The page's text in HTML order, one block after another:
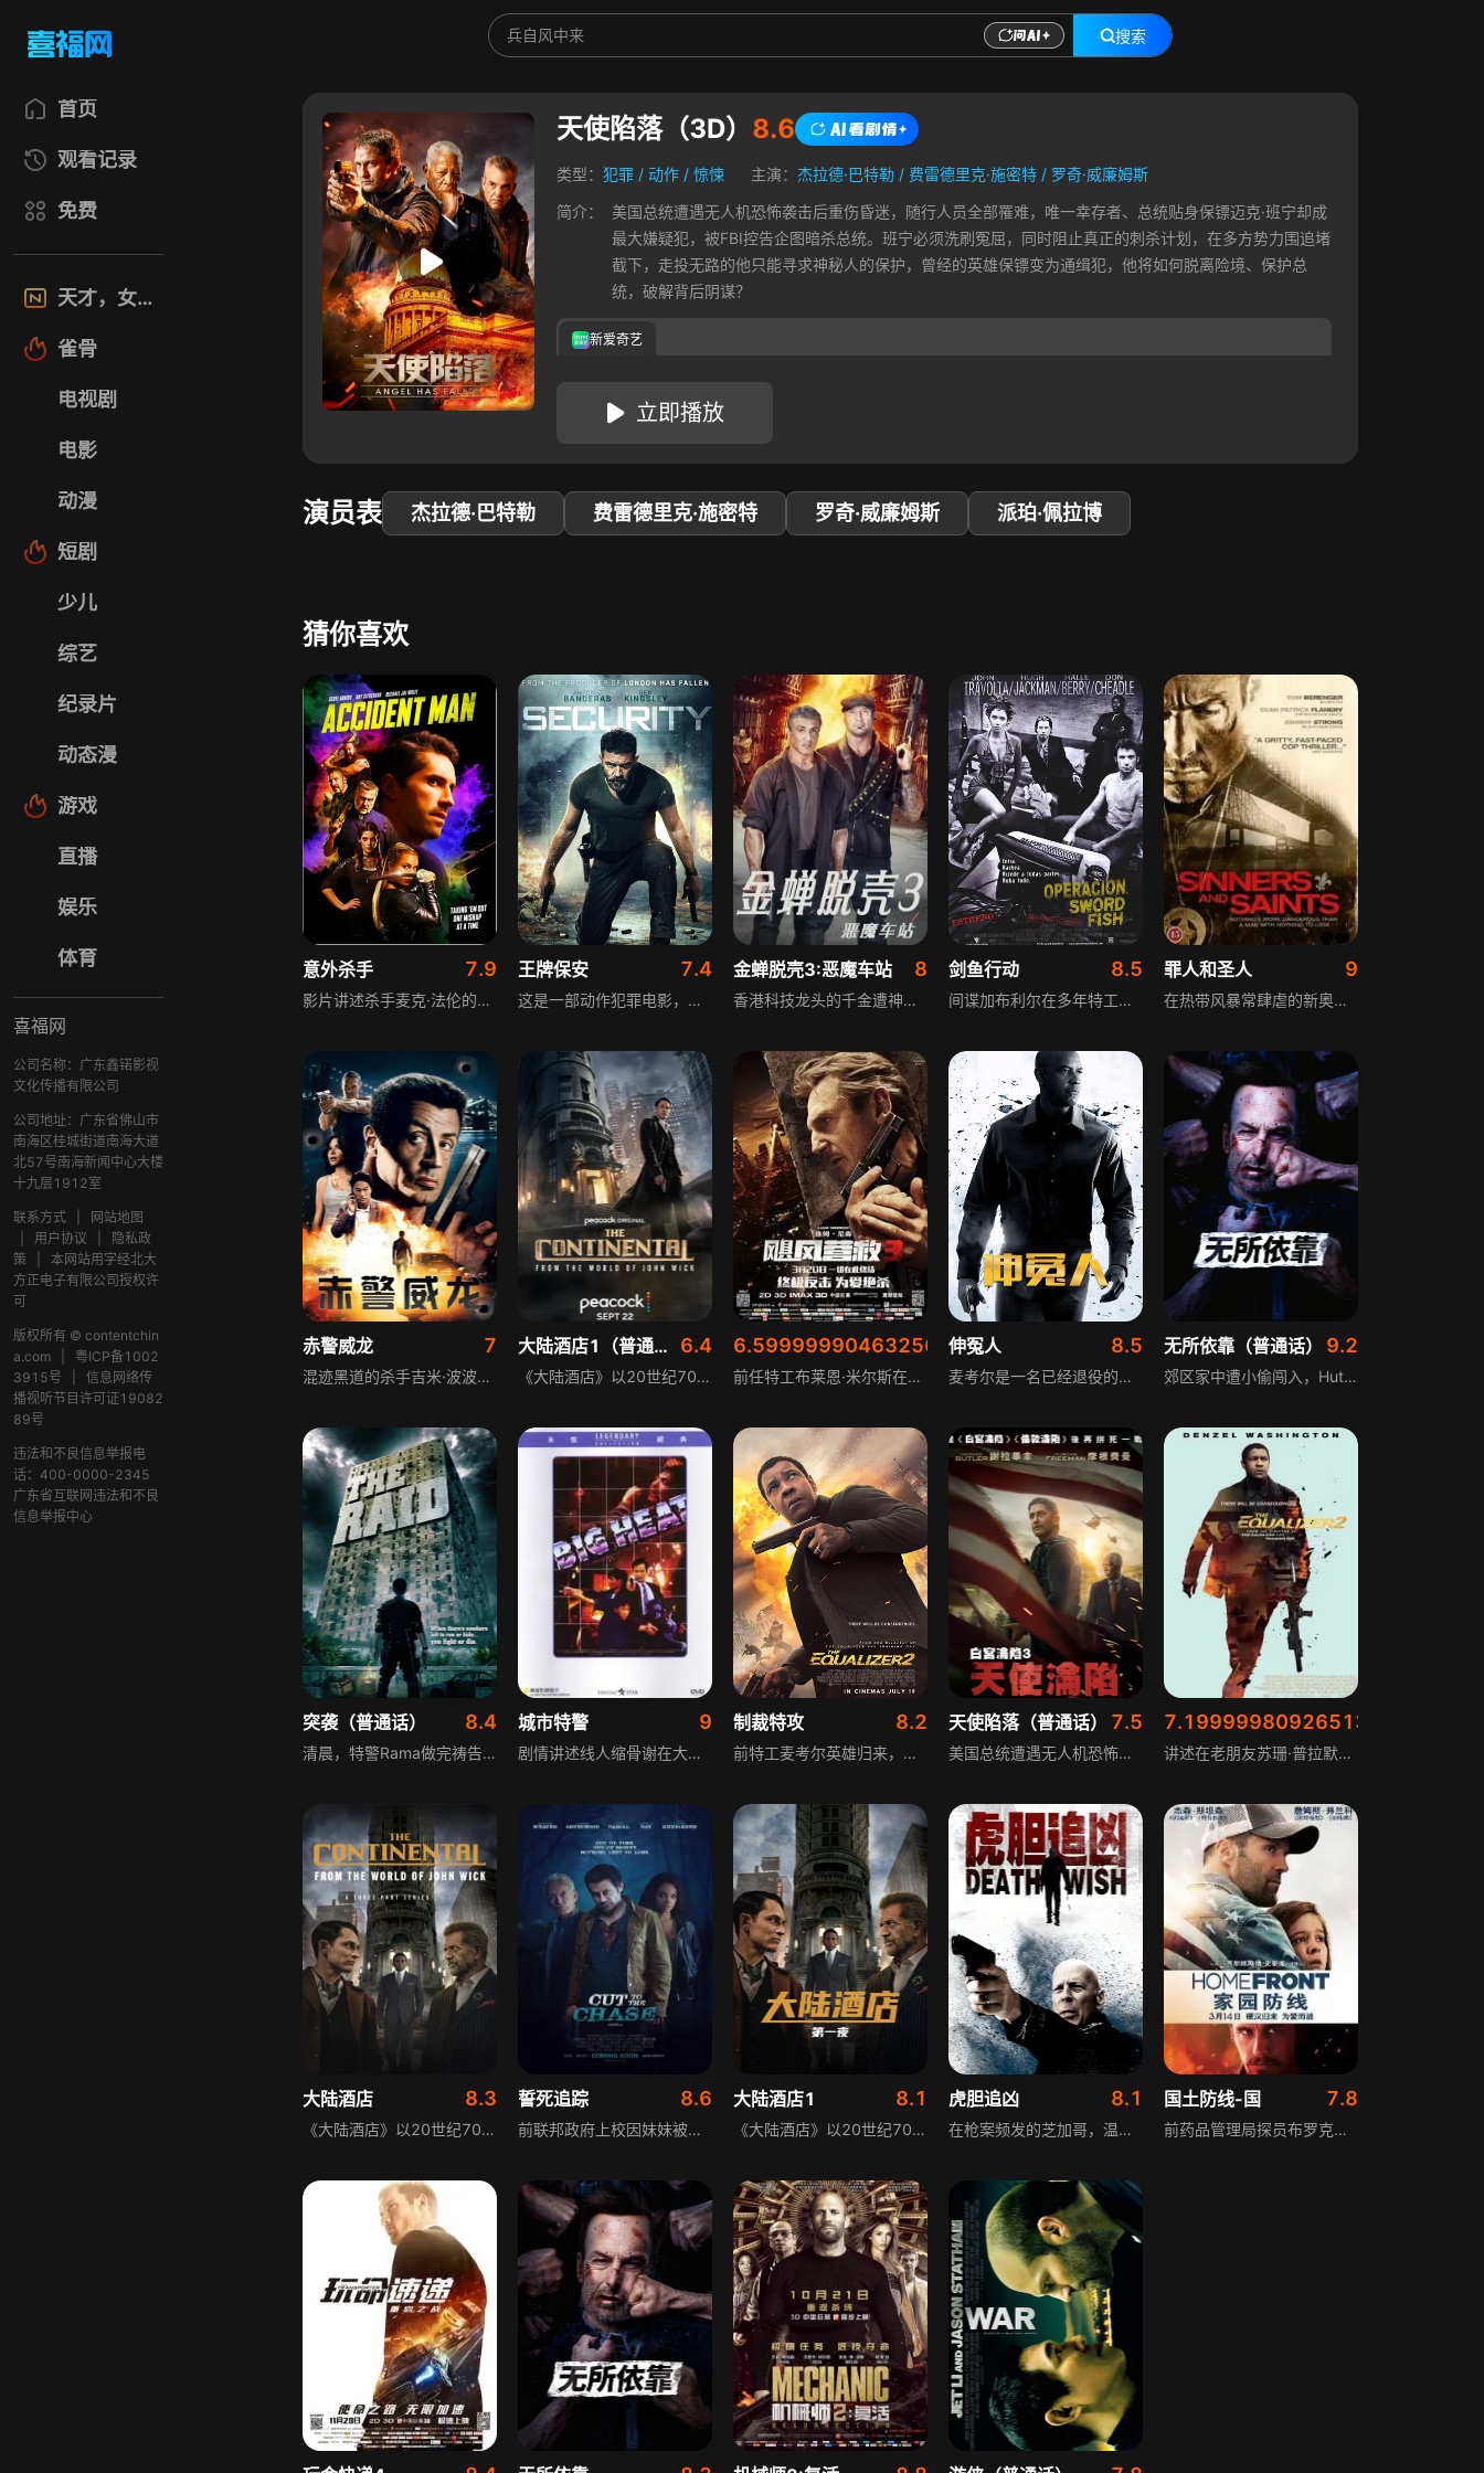
搜索
首页
观看记录
免费
天才，女友
雀骨
电视剧
电影
动漫
短剧
少儿
综艺
纪录片
动态漫
游戏
直播
娱乐
体育
喜福网
公司名称：广东鑫锘影视
文化传播有限公司
公司地址：广东省佛山市
南海区桂城街道南海大道
北57号南海新闻中心大楼
十九层1912室
联系方式
网站地图
用户协议
隐私政
策
本网站用字经北大
方正电子有限公司授权许
可
版权所有 © contentchin
a.com
粤ICP备1002
3915号
信息网络传
播视听节目许可证19082
89号
违法和不良信息举报电
话：400-0000-2345
广东省互联网违法和不良
信息举报中心
天使陷落（3D） 8.6
类型： 犯罪 / 动作 / 惊悚 主演： 杰拉德·巴特勒 / 费雷德里克·施密特 / 罗奇·威廉姆斯
简介：
美国总统遭遇无人机恐怖袭击后重伤昏迷，随行人员全部罹难，唯一幸存者、总统贴身保镖迈克·班宁却成
最大嫌疑犯，被FBI控告企图暗杀总统。班宁必须洗刷冤屈，同时阻止真正的刺杀计划，在多方势力围追堵
截下，走投无路的他只能寻求神秘人的保护，曾经的英雄保镖变为通缉犯，他将如何脱离险境、保护总
统，破解背后阴谋？
新爱奇艺
立即播放
演员表 杰拉德·巴特勒 费雷德里克·施密特 罗奇·威廉姆斯 派珀·佩拉博
猜你喜欢
意外杀手 7.9
影片讲述杀手麦克·法伦的复仇故事，麦克身为杀手，有着独特的行事风格，他深爱的人被自己所属的组织残忍杀害，这一变故彻底打破了他原本的生活。悲痛欲绝的麦克放弃了过往的行事准则，将所有精力投入到复仇计划中，誓要向杀害挚爱之人的组织讨回公道，过程充满惊险与对决。
王牌保安 7.4
这是一部动作犯罪电影，讲述退伍老兵在一家购物商场担任保安，然而他工作的首晚，一个被歹徒追击的女孩跑到商场寻求庇护，老兵将面对歹徒的威胁，在商场内展开一场紧张的对峙与周旋，剧情充满动作与紧张感。
金蝉脱壳3:恶魔车站 8
香港科技龙头的千金遭神秘人绑架，被羁押在名为“恶魔车站”的黑狱中。越狱专家布雷斯林和王牌特工罗深相继卷入这场阴谋，种种迹象表明，神秘人与第一部的“海上监狱”脱不开干系，科技龙头也与“海上监狱”存在关联。为查明真相、救出爱人，布雷斯林和罗深强强联手，深入黑狱上演终极越狱大战。
剑鱼行动 8.5
间谍加布利尔在多年特工生涯中，获知政府非法收敛了一笔公款，他为实现自己的梦想，决定向这笔赃款下手。他需要顶尖电脑黑客，多年前曾搞垮FBI安全系统的斯坦利是最佳人选，斯坦利出狱后被禁止使用电子产品，且妻子带女儿远走他乡。加布利尔派女搭档金吉尔游说斯坦利，承诺帮他取回女儿抚养权，斯坦利经不住诱惑再度出山，然而事情并不顺利。
罪人和圣人 9
在热带风暴常肆虐的新奥尔良，暴力犯罪时有发生，不信教的热血警探肖恩·赖利，年幼儿子死亡、妻子离家，让他更加火爆易怒，两周三起枪战、一月被投诉四次，对坏人绝不手软，自己面临停职。此时辖区发生几起奇怪枪杀案，枪手弹无虚发，受害者被绑轮椅反复燃灭致死，毒枭韦德弟弟也遭此毒手，这是对立帮派雷蒙德·克罗的作为，暴力活动扩大，赖利需解决案件避免城市变为帮会战场，还意识到有更阴险的阴谋在进行。
赤警威龙 7
混迹黑道的杀手吉米·波波奉行不杀女人和儿童的原则，与搭档路易斯·布兰查登执行任务。刺杀恶德警察格雷利时，吉米冒险放走一名女子，不久后路易斯遇害，警方根据女子口供查到吉米，探员泰勒·科旺与吉米接洽时遭袭击，两人被迫联合，背后的阴谋正展开。
大陆酒店1（普通话） 6.4
《大陆酒店》以20世纪70年代的纽约市为背景，探索了“约翰·威克”宇宙中标志性的刺客旅馆的起源，通过年轻的温斯顿·斯科特的眼睛和行动看到了这一点。
飓风营救3
6.599999904632568
前任特工布莱恩·米尔斯在经历连番家庭保卫战后，平静生活仍暗流涌动：女儿金怀孕不敢告知，前妻莱诺蕾与丈夫斯图尔特的生活不顺，斯图尔特登门要求布莱恩不再纠缠莱诺蕾。不久布莱恩发现莱诺蕾死在自己床上，被警方列为头号嫌疑人，他只能依靠暴力脱身，在警局局长多泽勒的布置中逃亡，以查出真凶。很快，布莱恩发现前妻的死与斯图尔特和俄罗斯黑帮的交易有关，而金可能成为下一个受害者。
伸冤人 8.5
麦考尔是一名已经退役的黑色行动突击队队员，常年浸淫在充满暴力和危险的生活中，内心早已疲惫不堪。为了脱离组织，他大费周章伪造自己已死亡的假象，来到波士顿，改头换面，隐姓埋名，企图过上平静安宁的新生活。一次偶然中，麦考尔遇见被俄国黑帮控制的雏妓泰利，女孩坎坷的身世和危险的现状博得他的同情，他决定帮助这个可怜的女孩。然而，解救泰利的同时，麦考尔自己也陷入黑帮强大的火力之中，对警方的昏庸和腐败失望透顶的他，决心挺身而出与体制对抗。
无所依靠（普通话） 9.2
郊区家中遭小偷闯入，Hutch为避免冲突未反击，这让儿子Blake失望，妻子Becca也与他愈发疏远。这起事件激发了Hutch压抑已久的情绪与本能，促使他走上残酷的道路，揭露自身黑暗秘密与致命能力。在拳头、枪弹与车流交织的危险中，Hutch将从敌人手中救出家人，摆脱被人轻视的处境。
突袭（普通话） 8.4
清晨，特警Rama做完祷告和训练，告别未起床的妻子，迎接一项特殊任务。在雅加达贫民窟深处，世界上最危险的杀手和黑帮集结在一栋坚不可摧的房子里，这栋破旧公寓甚至被神勇的警察视为无法接近之地。黎明前，精英特警队与执法人员在黑暗寂静掩护下接近房子，准备抓捕臭名昭著的毒枭。但袭击消息被毒枭偶然发现，建筑灯光被切断，所有通道被堵，这群特警必须在最残酷的环境下为生存展开搏斗。
城市特警 9
剧情讲述线人缩骨谢在大马离奇被杀。重案组辣手神探黄维邦（李子雄）因手患不能持枪，本已打算离职，但曾受缩骨谢救命之恩，遂决意接手此案，且不怕把婚期押后，誓要擒得真凶。黄维邦联同大马督察翁振富、老差骨金沙展及新扎师兄伦国强组成专案小組，根据线索向疑凶富商贺加年着手侦查，但数次行动皆无所获。反而被人捷足先登，暗将另一重要证人灭口，同时发现个人行动正受神秘人物监视……
制裁特攻 8.2
前特工麦考尔英雄归来，伪装成司机霸气出场，凭借非凡技能徒手放倒多位罪犯。然而，他突然听闻老友苏珊生死未卜，事发前两人的关系也成为本片的重要线索，特工麦考尔不惜孤身犯险，不料却陷入一场未知的惊天阴谋。
天使陷落（普通话） 7.5
美国总统遭遇无人机恐怖袭击后重伤昏迷，随行人员全军覆没，唯一幸存者、总统多年贴身保镖迈克·班宁却成最大嫌疑犯，被FBI控告企图暗杀总统。班宁必须洗刷冤屈，同时阻止真正的刺杀计划，在多方势力围追堵截下走投无路，只能寻求一名神秘人的保护，曾经的英雄保镖变为通缉犯，他将如何脱离险境、保护总统，破解背后阴谋？
伸冤人2
7.199999809265137
讲述在老朋友苏珊·普拉默遭遇不测后，原本隐退的黑帮终结者麦考尔重出江湖，他携手新晋加盟的佩德罗·帕斯卡，二人联手以暴制暴，伸张正义，为苏珊讨回公道，同时也对作恶多端的黑帮势力展开毫不留情的打击，用自己的方式维护正义，书写了一段铁血复仇的故事。
大陆酒店 8.3
《大陆酒店》以20世纪70年代的纽约市为背景，探索了“约翰·威克”宇宙中标志性的刺客旅馆的起源，通过年轻的温斯顿·斯科特的眼睛和行动来展现这一点。
誓死追踪 8.6
前联邦政府上校因妹妹被绑架，带着支撑自己前行的唯一信念，踏上寻亲之路。他以美国路易斯安那州什里夫波特的犯罪嫌疑人为突破口，逐步追踪线索。影片以亲情为核心驱动力，展现主角在追凶过程中的坚韧与决心，刻画跨越地域的追查过程，呈现动作、悬疑与情感交织的剧情，传递出为亲人不惜一切的执着精神。
大陆酒店1 8.1
《大陆酒店》以20世纪70年代的纽约市为背景，探索“约翰·威克”宇宙中标志性的刺客旅馆的起源，通过年轻的温斯顿·斯科特的眼睛和行动，展现了这座特殊旅馆最初的运作模式与背后的故事，揭开刺客世界的神秘面纱。
虎胆追凶 8.1
在枪案频发的芝加哥，温文儒雅的医生保罗原本家庭幸福，一场厄运让妻女遭暴徒欺凌，爱妻离世、女儿昏迷。警方因诸多原因无法结案，凶徒逍遥法外，崩溃的保罗价值观彻底改变，为复仇孤身寻凶，以神秘“帽兜男”身份制裁暴力犯罪，最终迎来与仇人的决战。
国土防线-国 7.8
前药品管理局探员布罗克举家迁至宁静小镇，试图逃离过往生活，却发现小镇被暴力、毒贩及邪恶权贵盖特掌控。为守护家人，布罗克不得不直面盖特的邪恶势力，与其展开激烈抗争，守护小镇安宁与家人安全。